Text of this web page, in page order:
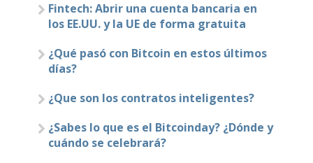
Fintech: Abrir una cuenta bancaria en
los EE.UU. y la UE de forma gratuita
¿Qué pasó con Bitcoin en estos últimos
días?
¿Que son los contratos inteligentes?
¿Sabes lo que es el Bitcoinday? ¿Dónde y
cuándo se celebrará?